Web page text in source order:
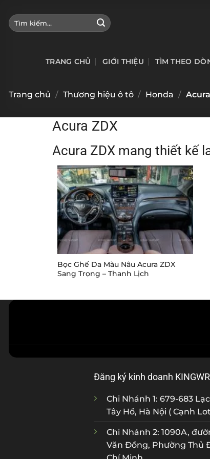
qua
nội
Tìm
kiếm:
TRANG CHỦ GIỚI THIỆU TÌM THEO
Trang chủ / Thương hiệu ô tô / Honda /
Acura ZDX
Acura ZDX mang thiết kế
Bọc Ghế Da Màu Nâu Acura ZDX
Sang Trọng – Thanh Lịch
Đăng ký kinh doanh
Chi Nhánh 1: 679-683
Tây Hồ, Hà Nội ( Cạnh
Chi Nhánh 2: 1090A,
Văn Đồng, Phường Thủ